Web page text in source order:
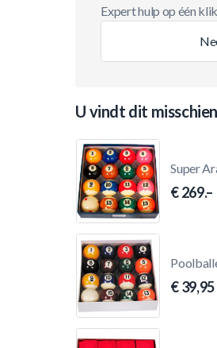
Expert hulp op één
U vindt dit
Super
€ 269.–
€ 39,95